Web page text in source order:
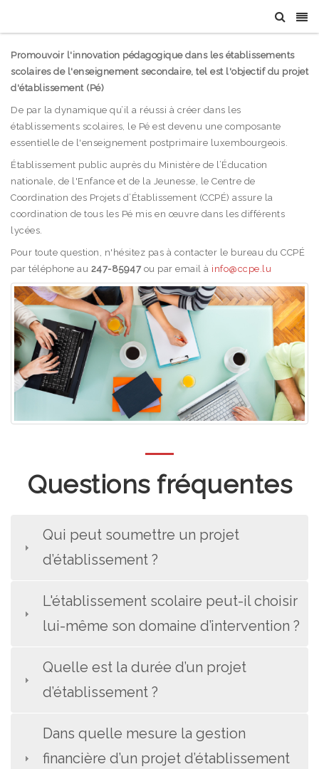
Promouvoir l'innovation pédagogique dans les établissements
scolaires de l'enseignement secondaire, tel est l'objectif du projet
d'établissement (Pé)
De par la dynamique qu’il a réussi à créer dans les
établissements scolaires, le Pé est devenu une composante
essentielle de l'enseignement postprimaire luxembourgeois.
Établissement public auprès du Ministère de l’Éducation
nationale, de l'Enfance et de la Jeunesse, le Centre de
Coordination des Projets d’Établissement (CCPÉ) assure la
coordination de tous les Pé mis en œuvre dans les différents
lycées.
Pour toute question, n'hésitez pas à contacter le bureau du CCPÉ
par téléphone au 247-85947ou par email à info@ccpe.lu
Questions fréquentes
Qui peut soumettre un projet
d’établissement ?
L'établissement scolaire peut-il choisir
lui-même son domaine d’intervention ?
Quelle est la durée d’un projet
d’établissement ?
Dans quelle mesure la gestion
financière d’un projet d’établissement